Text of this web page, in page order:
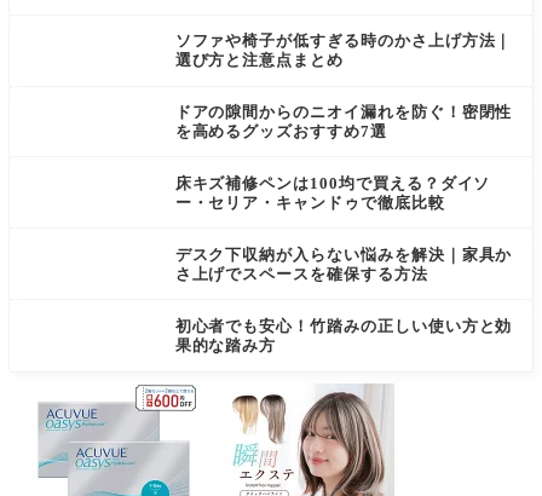
ソファや椅子が低すぎる時のかさ上げ方法｜
選び方と注意点まとめ
ドアの隙間からのニオイ漏れを防ぐ！密閉性
を高めるグッズおすすめ7選
床キズ補修ペンは100均で買える？ダイソ
ー・セリア・キャンドゥで徹底比較
デスク下収納が入らない悩みを解決｜家具か
さ上げでスペースを確保する方法
初心者でも安心！竹踏みの正しい使い方と効
果的な踏み方